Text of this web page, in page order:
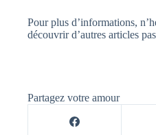
Pour plus d’informations,
découvrir d’autres articles
Partagez votre amour